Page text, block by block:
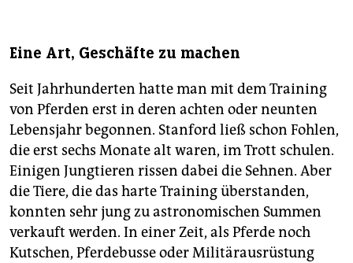
Eine Art, Geschäfte zu machen
Seit Jahrhunderten hatte man mit dem Training
von Pferden erst in deren achten oder neunten
Lebensjahr begonnen. Stanford ließ schon Fohlen,
die erst sechs Monate alt waren, im Trott schulen.
Einigen Jungtieren rissen dabei die Sehnen. Aber
die Tiere, die das harte Training überstanden,
konnten sehr jung zu astronomischen Summen
verkauft werden. In einer Zeit, als Pferde noch
Kutschen, Pferdebusse oder Militärausrüstung